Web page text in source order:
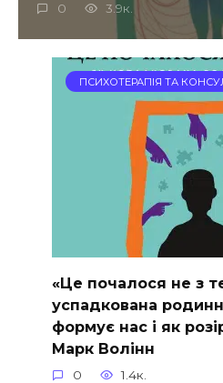
0 3.9к.
ПСИХОТЕРАПІЯ ТА
«Це почалося не з
успадкована
формує нас і як
Марк Волінн
0 1.4к.